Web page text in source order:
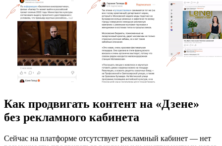
Как продвигать контент на «Дзене»
без рекламного кабинета
Сейчас на платформе отсутствует рекламный кабинет — нет